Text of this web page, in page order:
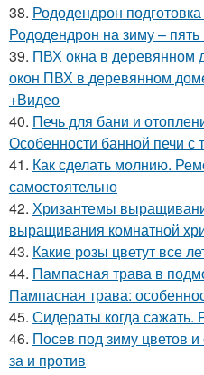
38. Рододендрон
Рододендрон на зиму –
39. ПВХ окна в деревянном
окон ПВХ в деревянном
+Видео
40. Печь для бани и
Особенности банной печи с
41. Как сделать молнию.
самостоятельно
42. Хризантемы
выращивания комнатной
43. Какие розы цветут все
44. Пампасная трава в
Пампасная трава:
45. Сидераты когда сажать.
46. Посев под зиму цветов
за и против